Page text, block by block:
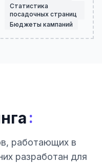
Статистика
посадочных страниц
Бюджеты кампаний
:
работающих в
разработан для